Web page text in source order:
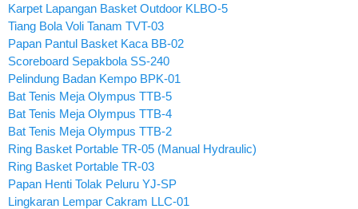
Karpet Lapangan Basket Outdoor KLBO-5
Tiang Bola Voli Tanam TVT-03
Papan Pantul Basket Kaca BB-02
Scoreboard Sepakbola SS-240
Pelindung Badan Kempo BPK-01
Bat Tenis Meja Olympus TTB-5
Bat Tenis Meja Olympus TTB-4
Bat Tenis Meja Olympus TTB-2
Ring Basket Portable TR-05 (Manual Hydraulic)
Ring Basket Portable TR-03
Papan Henti Tolak Peluru YJ-SP
Lingkaran Lempar Cakram LLC-01